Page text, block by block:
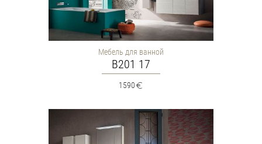
Мебель для ванной
B201 17
1590